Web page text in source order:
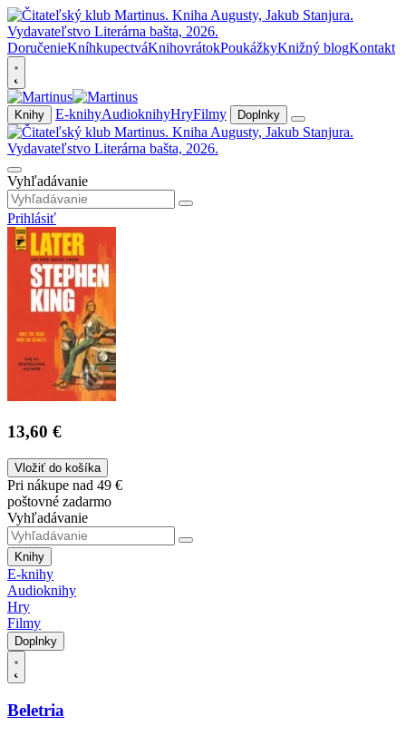
DoručenieKníhkupectváKnihovrátokPoukážkyKnižný blogKontakt
Knihy E-knihyAudioknihyHryFilmy Doplnky
Vyhľadávanie
Prihlásiť
13,60 €
Vložiť do košíka
Pri nákupe nad 49 €
poštovné zadarmo
Vyhľadávanie
Knihy
E-knihy
Audioknihy
Hry
Filmy
Doplnky
Beletria